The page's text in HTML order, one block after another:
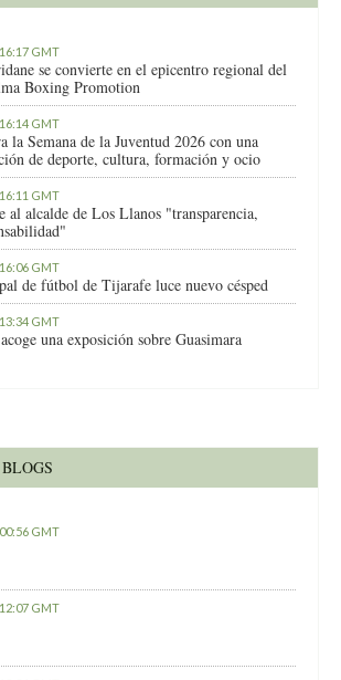
GMT
se convierte en el epicentro regional del
Boxing Promotion
GMT
la Semana de la Juventud 2026 con una
de deporte, cultura, formación y ocio
GMT
al alcalde de Los Llanos "transparencia,
GMT
de fútbol de Tijarafe luce nuevo césped
GMT
una exposición sobre Guasimara
GMT
GMT